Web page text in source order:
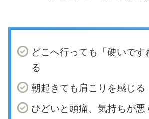
どこへ行っても「硬いです
る
朝起きても肩こりを感じる
ひどいと頭痛、気持ちが悪